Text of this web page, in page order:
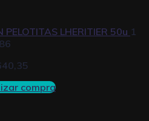
PELOTITAS LHERITIER 50u 1
compra